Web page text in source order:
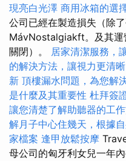
現亮白光澤 商用冰箱的選
公司已經在製造損失（除
MávNostalgiakft。及其運
關閉）。 居家清潔服務，
的解決方法，讓視力更清晰
新 頂樓漏水問題，為您解
是什麼及其重要性 杜拜簽
讓您清楚了解助聽器的工
解月子中心住幾天，根據
家檔案 逢甲放鬆按摩
母公司的匈牙利女兒一年